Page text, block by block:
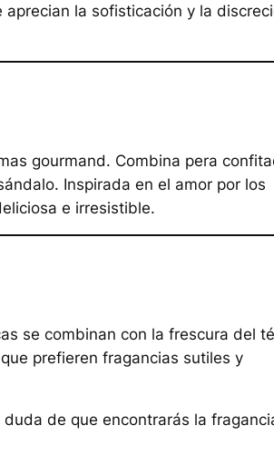
la sofisticación y la
gourmand. Combina pera
Inspirada en el amor por los
e irresistible.
se combinan con la frescura del té
prefieren fragancias sutiles y
de que encontrarás la